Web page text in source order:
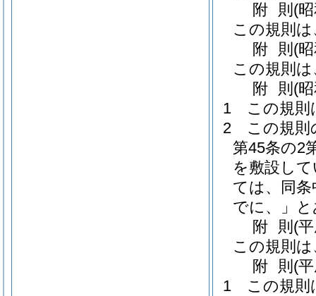
附 則 (
この規則
附 則 (
この規則
附 則 (
1
この規則
2
この規則
第45条の2
を敷設し
ては、同
でに、」
附 則 (
この規則
附 則 (
1
この規則